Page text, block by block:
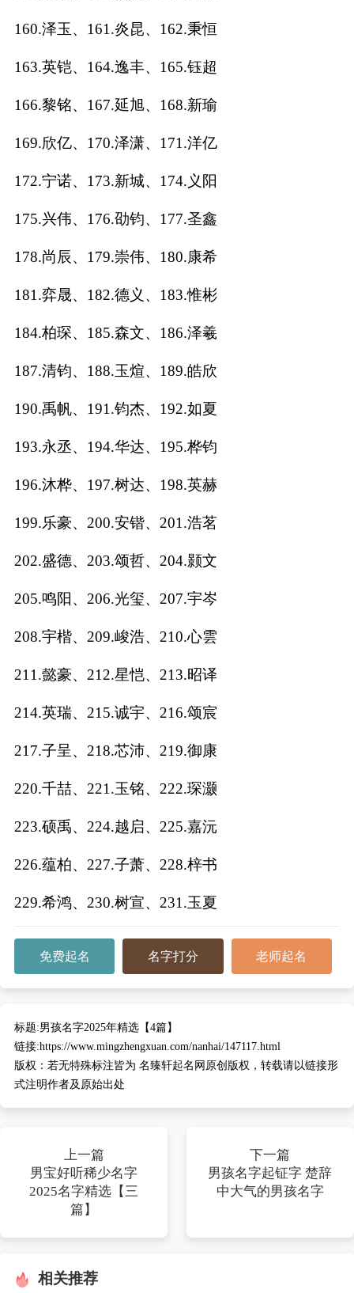
160.泽玉、161.炎昆、162.秉恒
163.英铠、164.逸丰、165.钰超
166.黎铭、167.延旭、168.新瑜
169.欣亿、170.泽潇、171.洋亿
172.宁诺、173.新城、174.义阳
175.兴伟、176.劭钧、177.圣鑫
178.尚辰、179.崇伟、180.康希
181.弈晟、182.德义、183.惟彬
184.柏琛、185.森文、186.泽羲
187.清钧、188.玉煊、189.皓欣
190.禹帆、191.钧杰、192.如夏
193.永丞、194.华达、195.桦钧
196.沐桦、197.树达、198.英赫
199.乐豪、200.安锴、201.浩茗
202.盛德、203.颂哲、204.颢文
205.鸣阳、206.光玺、207.宇岑
208.宇楷、209.峻浩、210.心雲
211.懿豪、212.星恺、213.昭译
214.英瑞、215.诚宇、216.颂宸
217.子呈、218.芯沛、219.御康
220.千喆、221.玉铭、222.琛灏
223.硕禹、224.越启、225.嘉沅
226.蕴柏、227.子萧、228.梓书
229.希鸿、230.树宣、231.玉夏
免费起名 名字打分 老师起名
标题:男孩名字2025年精选【4篇】
链接:https://www.mingzhengxuan.com/nanhai/147117.html
版权： 若无特殊标注皆为 名臻轩起名网原创版权，转载请以链接形
式注明作者及原始出处
上一篇
男宝好听稀少名字
2025名字精选【三
篇】
下一篇
男孩名字起钲字 楚辞
中大气的男孩名字
相关推荐